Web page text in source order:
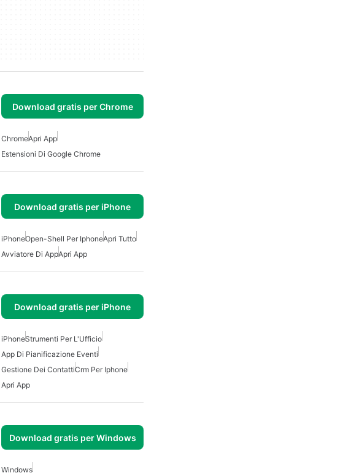
Download gratis per Chrome
ChromeApri App
Estensioni Di Google Chrome
Download gratis per iPhone
iPhoneOpen-Shell Per IphoneApri Tutto
Avviatore Di AppApri App
Download gratis per iPhone
iPhoneStrumenti Per L'Ufficio
App Di Pianificazione Eventi
Gestione Dei ContattiCrm Per Iphone
Apri App
Download gratis per Windows
Windows